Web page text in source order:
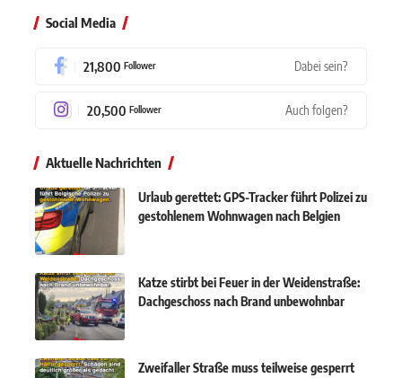
Social Media
21,800 Follower Dabei sein?
20,500 Follower Auch folgen?
Aktuelle Nachrichten
Urlaub gerettet: GPS-Tracker führt Polizei zu
gestohlenem Wohnwagen nach Belgien
Katze stirbt bei Feuer in der Weidenstraße:
Dachgeschoss nach Brand unbewohnbar
Zweifaller Straße muss teilweise gesperrt